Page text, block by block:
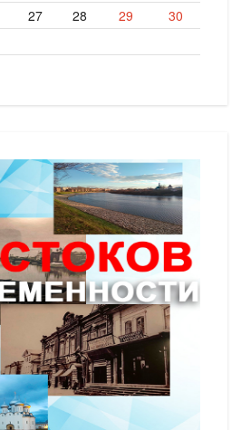
27 28 29
30